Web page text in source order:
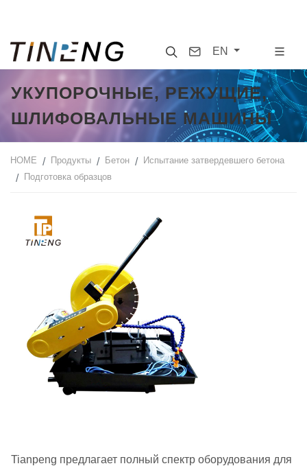
SearchContact
EN
УКУПОРОЧНЫЕ, РЕЖУЩИЕ,
ШЛИФОВАЛЬНЫЕ МАШИНЫ
HOME Продукты Бетон
Испытание затвердевшего бетона
Подготовка образцов
Tianpeng предлагает полный спектр оборудования для